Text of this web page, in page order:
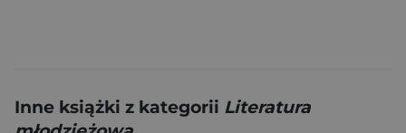
Inne książki z kategorii Literatura